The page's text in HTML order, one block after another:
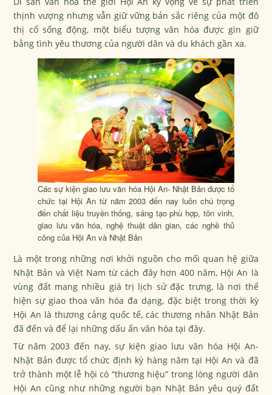
thịnh vượng nhưng vẫn giữ vững bản sắc riêng của một đô
thị cổ sống động, một biểu tượng văn hóa được gìn giữ
bằng tình yêu thương của người dân và du khách gần xa.
Các sự kiện giao lưu văn hóa Hội An- Nhật Bản được tổ
chức tại Hội An từ năm 2003 đến nay luôn chú trọng
đến chất liệu truyền thống, sáng tạo phù hợp, tôn vinh,
giao lưu văn hóa, nghệ thuật dân gian, các nghề thủ
công của Hội An và Nhật Bản
Là một trong những nơi khởi nguồn cho mối quan hệ giữa
Nhật Bản và Việt Nam từ cách đây hơn 400 năm, Hội An là
vùng đất mang nhiều giá trị lịch sử đặc trưng, là nơi thể
hiện sự giao thoa văn hóa đa dạng, đặc biệt trong thời kỳ
Hội An là thương cảng quốc tế, các thương nhân Nhật Bản
đã đến và để lại những dấu ấn văn hóa tại đây.
Từ năm 2003 đến nay, sự kiện giao lưu văn hóa Hội An-
Nhật Bản được tổ chức định kỳ hàng năm tại Hội An và đã
trở thành một lễ hội có “thương hiệu” trong lòng người dân
Hội An cũng như những người bạn Nhật Bản yêu quý đất